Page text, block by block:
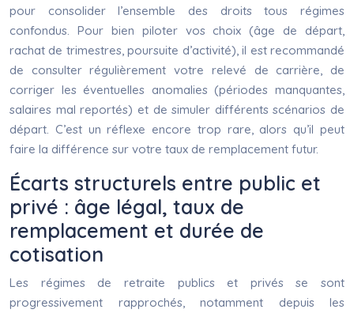
pour consolider l’ensemble des droits tous régimes
confondus. Pour bien piloter vos choix (âge de départ,
rachat de trimestres, poursuite d’activité), il est recommandé
de consulter régulièrement votre relevé de carrière, de
corriger les éventuelles anomalies (périodes manquantes,
salaires mal reportés) et de simuler différents scénarios de
départ. C’est un réflexe encore trop rare, alors qu’il peut
faire la différence sur votre taux de remplacement futur.
Écarts structurels entre public et
privé : âge légal, taux de
remplacement et durée de
cotisation
Les régimes de retraite publics et privés se sont
progressivement rapprochés, notamment depuis les